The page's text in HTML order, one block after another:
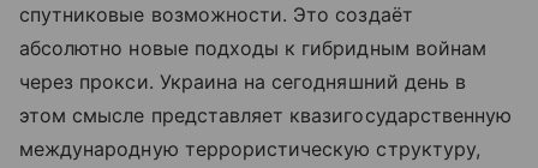
спутниковые возможности. Это создаёт
абсолютно новые подходы к гибридным войнам
через прокси. Украина на сегодняшний день в
этом смысле представляет квазигосударственную
международную террористическую структуру,